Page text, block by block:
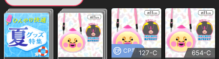
CP専用127-C 654-C